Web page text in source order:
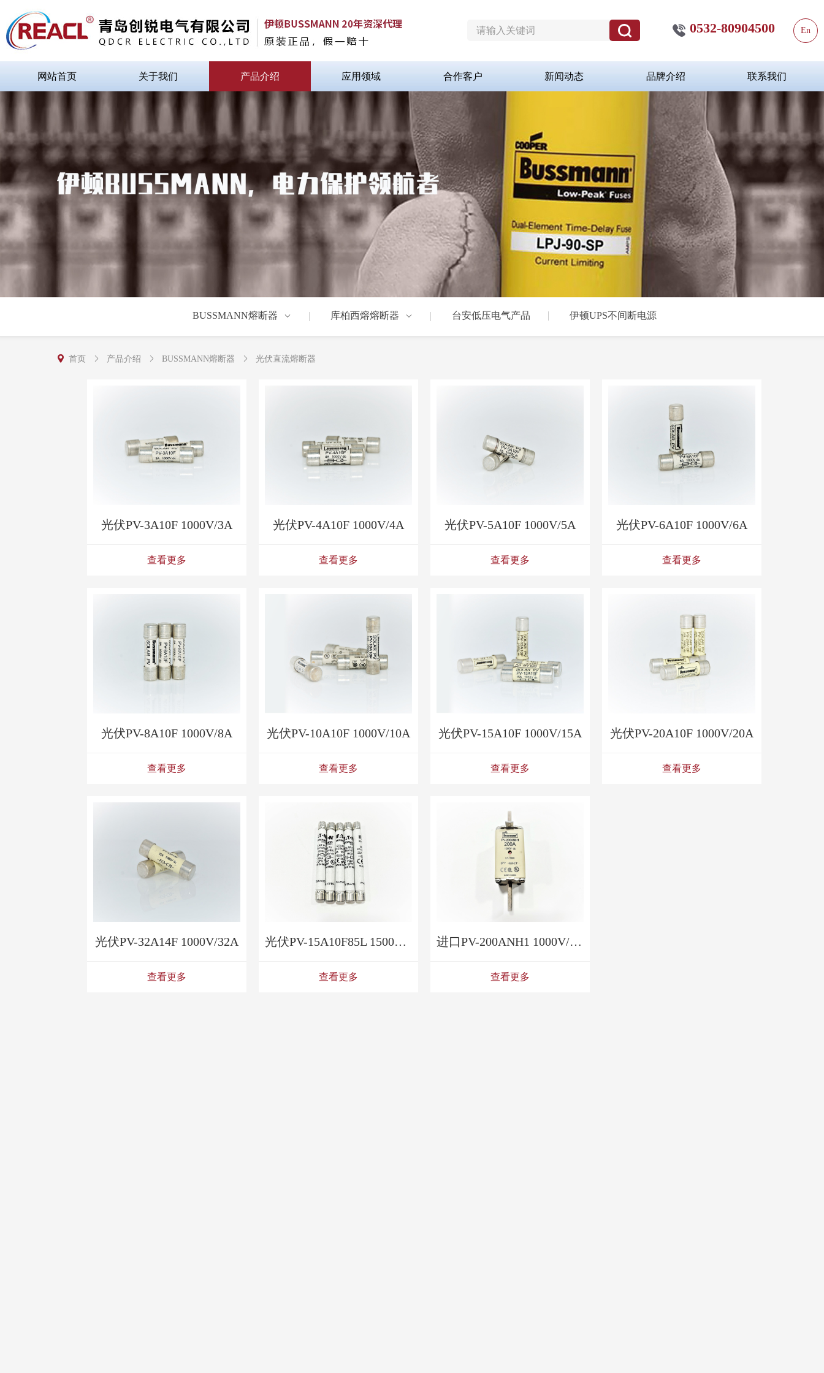
En
0532-80904500
网站首页 关于我们 产品介绍 应用领域 合作客户 新闻动态 品牌介绍 联系我们
BUSSMANN熔断器 库柏西熔熔断器 台安低压电气产品 伊顿UPS不间断电源
首页 产品介绍 BUSSMANN熔断器 光伏直流熔断器
光伏PV-3A10F 1000V/3A
查看更多
光伏PV-4A10F 1000V/4A
查看更多
光伏PV-5A10F 1000V/5A
查看更多
光伏PV-6A10F 1000V/6A
查看更多
光伏PV-8A10F 1000V/8A
查看更多
光伏PV-10A10F 1000V/10A
查看更多
光伏PV-15A10F 1000V/15A
查看更多
光伏PV-20A10F 1000V/20A
查看更多
光伏PV-32A14F 1000V/32A
查看更多
光伏PV-15A10F85L 1500V/15A
查看更多
进口PV-200ANH1 1000V/200A
查看更多